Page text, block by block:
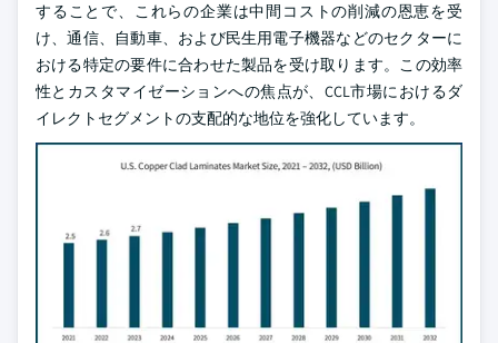
することで、これらの企業は中間コストの削減の恩恵を受
け、通信、自動車、および民生用電子機器などのセクターに
おける特定の要件に合わせた製品を受け取ります。この効率
性とカスタマイゼーションへの焦点が、CCL市場におけるダ
イレクトセグメントの支配的な地位を強化しています。